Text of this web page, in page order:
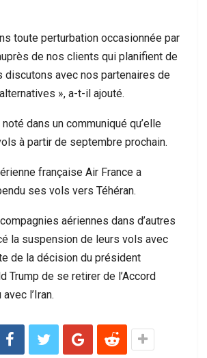
toute perturbation occasionnée par
de nos clients qui planifient de
discutons avec nos partenaires de
», a-t-il ajouté.
dans un communiqué qu’elle
à partir de septembre prochain.
française Air France a
ses vols vers Téhéran.
aériennes dans d’autres
la suspension de leurs vols avec
de la décision du président
Trump de se retirer de l’Accord
l’Iran.